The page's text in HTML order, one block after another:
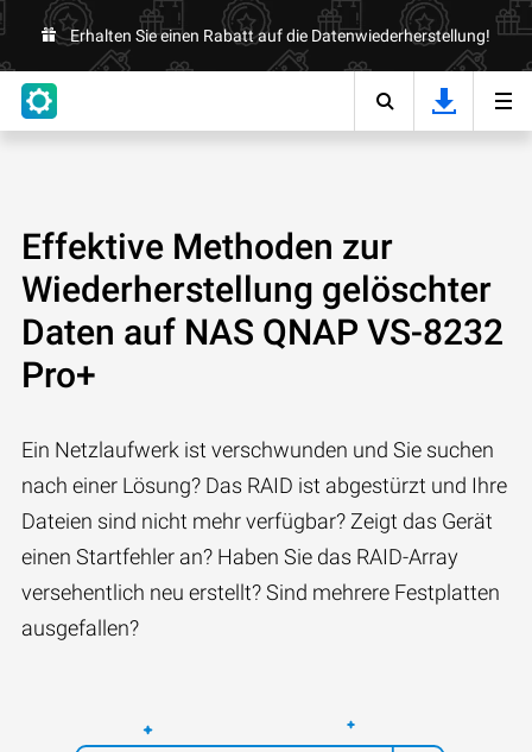
Erhalten Sie einen Rabatt auf die Datenwiederherstellung!
Effektive Methoden zur
Wiederherstellung gelöschter
Daten auf NAS QNAP VS-8232
Pro+
Ein Netzlaufwerk ist verschwunden und Sie suchen
nach einer Lösung? Das RAID ist abgestürzt und Ihre
Dateien sind nicht mehr verfügbar? Zeigt das Gerät
einen Startfehler an? Haben Sie das RAID-Array
versehentlich neu erstellt? Sind mehrere Festplatten
ausgefallen?